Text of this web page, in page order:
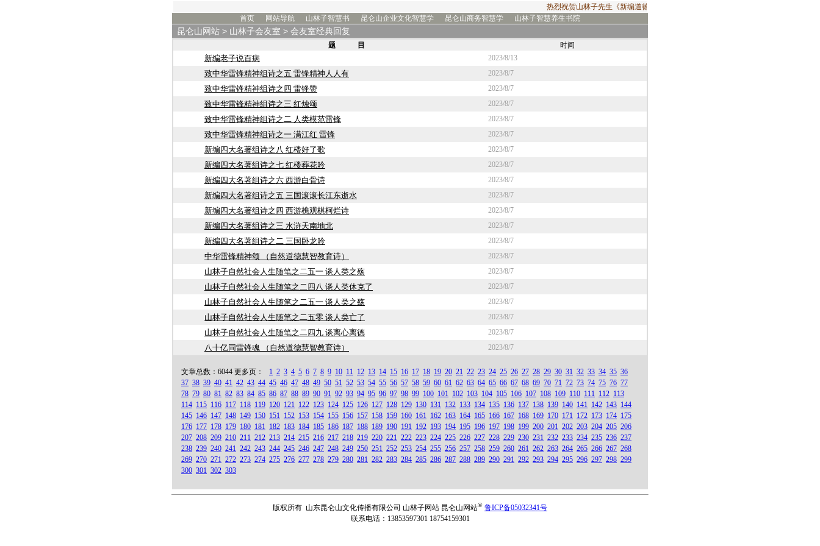
热烈祝贺山林子先生《新编道德经》2019年出版发行！由华夏出版社出版发行的山
首页
网站导航 山林子智慧书 昆仑山企业文化智慧学 昆仑山商务智慧学 山林子智慧养生书院
昆仑山网站 > 山林子会友室 > 会友室经典回复
题 目 时间
新编老子说百病 2023/8/13
致中华雷锋精神组诗之五 雷锋精神人人有 2023/8/7
致中华雷锋精神组诗之四 雷锋赞 2023/8/7
致中华雷锋精神组诗之三 红烛颂 2023/8/7
致中华雷锋精神组诗之二 人类模范雷锋 2023/8/7
致中华雷锋精神组诗之一 满江红 雷锋 2023/8/7
新编四大名著组诗之八 红楼好了歌 2023/8/7
新编四大名著组诗之七 红楼葬花吟 2023/8/7
新编四大名著组诗之六 西游白骨诗 2023/8/7
新编四大名著组诗之五 三国滚滚长江东逝水 2023/8/7
新编四大名著组诗之四 西游樵观棋柯烂诗 2023/8/7
新编四大名著组诗之三 水浒天南地北 2023/8/7
新编四大名著组诗之二 三国卧龙吟 2023/8/7
中华雷锋精神颂 （自然道德慧智教育诗） 2023/8/7
山林子自然社会人生随笔之二五一 谈人类之殇 2023/8/7
山林子自然社会人生随笔之二四八 谈人类休克了 2023/8/7
山林子自然社会人生随笔之二五一 谈人类之殇 2023/8/7
山林子自然社会人生随笔之二五零 谈人类亡了 2023/8/7
山林子自然社会人生随笔之二四九 谈离心离德 2023/8/7
八十亿同雷锋魂 （自然道德慧智教育诗） 2023/8/7
文章总数：6044 更多页： 1 2 3 4 5 6 7 8 9 10 11 12 13 14 15 16 17 18 19 20 21 22 23 24 25 26 27 28 29 30 31 32 33 34 35 36
37 38 39 40 41 42 43 44 45 46 47 48 49 50 51 52 53 54 55 56 57 58 59 60 61 62 63 64 65 66 67 68 69 70 71 72 73 74 75 76 77
78 79 80 81 82 83 84 85 86 87 88 89 90 91 92 93 94 95 96 97 98 99 100 101 102 103 104 105 106 107 108 109 110 111 112 113
114 115 116 117 118 119 120 121 122 123 124 125 126 127 128 129 130 131 132 133 134 135 136 137 138 139 140 141 142 143 144
145 146 147 148 149 150 151 152 153 154 155 156 157 158 159 160 161 162 163 164 165 166 167 168 169 170 171 172 173 174 175
176 177 178 179 180 181 182 183 184 185 186 187 188 189 190 191 192 193 194 195 196 197 198 199 200 201 202 203 204 205 206
207 208 209 210 211 212 213 214 215 216 217 218 219 220 221 222 223 224 225 226 227 228 229 230 231 232 233 234 235 236 237
238 239 240 241 242 243 244 245 246 247 248 249 250 251 252 253 254 255 256 257 258 259 260 261 262 263 264 265 266 267 268
269 270 271 272 273 274 275 276 277 278 279 280 281 282 283 284 285 286 287 288 289 290 291 292 293 294 295 296 297 298 299
300 301 302 303
版权所有 山东昆仑山文化传播有限公司 山林子网站 昆仑山网站© 鲁ICP备05032341号
联系电话：13853597301 18754159301